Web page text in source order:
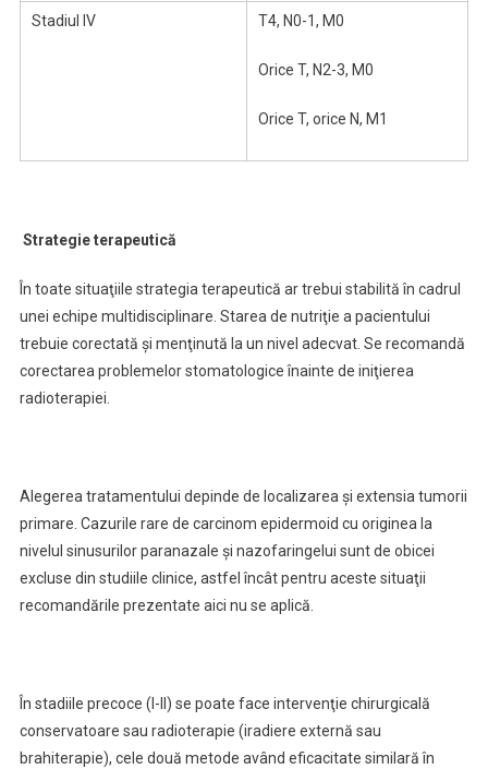
Stadiul IV T4, N0-1, M0
Orice T, N2-3, M0
Orice T, orice N, M1
Strategie terapeutică
În toate situaţiile strategia terapeutică ar trebui stabilită în cadrul
unei echipe multidisciplinare. Starea de nutriţie a pacientului
trebuie corectată şi menţinută la un nivel adecvat. Se recomandă
corectarea problemelor stomatologice înainte de iniţierea
radioterapiei.
Alegerea tratamentului depinde de localizarea şi extensia tumorii
primare. Cazurile rare de carcinom epidermoid cu originea la
nivelul sinusurilor paranazale şi nazofaringelui sunt de obicei
excluse din studiile clinice, astfel încât pentru aceste situaţii
recomandările prezentate aici nu se aplică.
În stadiile precoce (I-II) se poate face intervenţie chirurgicală
conservatoare sau radioterapie (iradiere externă sau
brahiterapie), cele două metode având eficacitate similară în